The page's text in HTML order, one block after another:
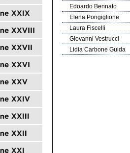
Edoardo Bennato
Elena Pongiglione
Laura Fiscelli
Giovanni Vestrucci
Lidia Carbone Guida